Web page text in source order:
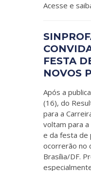
Acesse e
FESTA
NOVOS
Após a
(16), do
para a
voltam para a
e da festa de
ocorrerão no
Brasília/DF.